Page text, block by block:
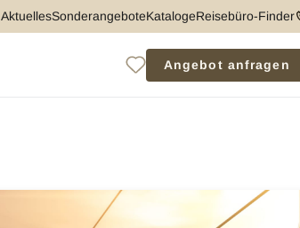
AktuellesSonderangeboteKatalogeReisebüro-Finder
Angebot anfragen